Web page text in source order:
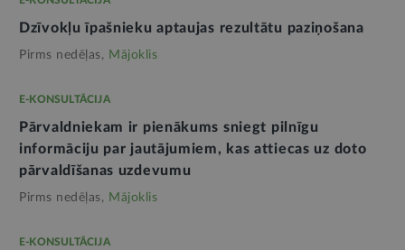
Dzīvokļu īpašnieku aptaujas rezultātu paziņošana
Pirms nedēļas, Mājoklis
E-KONSULTĀCIJA
Pārvaldniekam ir pienākums sniegt pilnīgu
informāciju par jautājumiem, kas attiecas uz doto
pārvaldīšanas uzdevumu
Pirms nedēļas, Mājoklis
E-KONSULTĀCIJA